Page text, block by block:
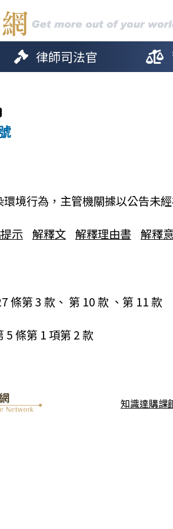
律師司法官
境行為，主管機關據以公告未
示 解釋文 解釋理由書 解釋
條第 3 款、 第 10 款 、第 11 款
5 條第 1 項第 2 款
知識達購課